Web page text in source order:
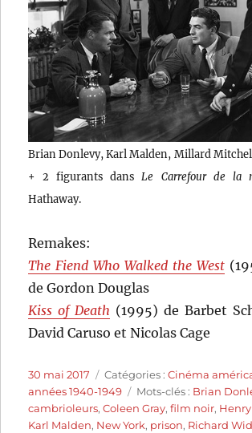
Brian Donlevy, Karl Malden, Millard
+ 2 figurants dans Le Carrefour de la
Hathaway.
Remakes:
The Fiend Who Walked the West
de Gordon Douglas
Kiss of Death (1995) de Barbet
David Caruso et Nicolas Cage
Publié
le
30 mai 2017 Catégories
Catégories :Cinéma
années 1940-1949
Étiquettes
Mots-clés : Brian
cambrioleurs,Coleen Gray,film noir,
Karl Malden, New York, prison, Richard